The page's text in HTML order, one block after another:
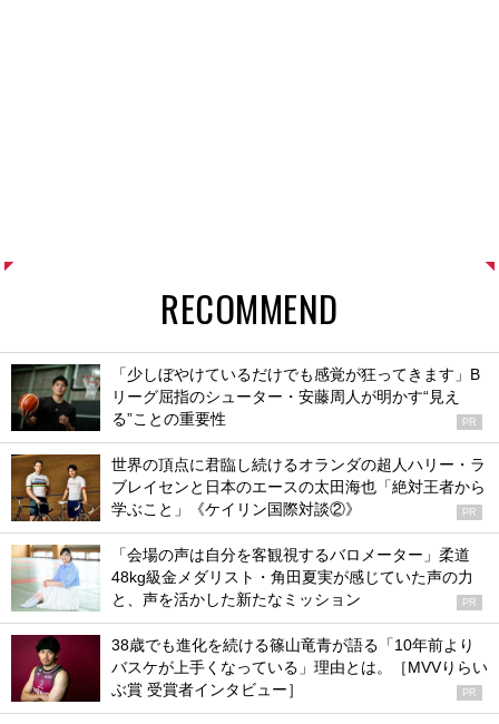
RECOMMEND
「少しぼやけているだけでも感覚が狂ってきます」B
リーグ屈指のシューター・安藤周人が明かす“見え
る”ことの重要性
PR
世界の頂点に君臨し続けるオランダの超人ハリー・ラ
ブレイセンと日本のエースの太田海也「絶対王者から
学ぶこと」《ケイリン国際対談②》
PR
「会場の声は自分を客観視するバロメーター」柔道
48kg級金メダリスト・角田夏実が感じていた声の力
と、声を活かした新たなミッション
PR
38歳でも進化を続ける篠山竜青が語る「10年前より
バスケが上手くなっている」理由とは。［MVVりらい
ぶ賞 受賞者インタビュー］
PR